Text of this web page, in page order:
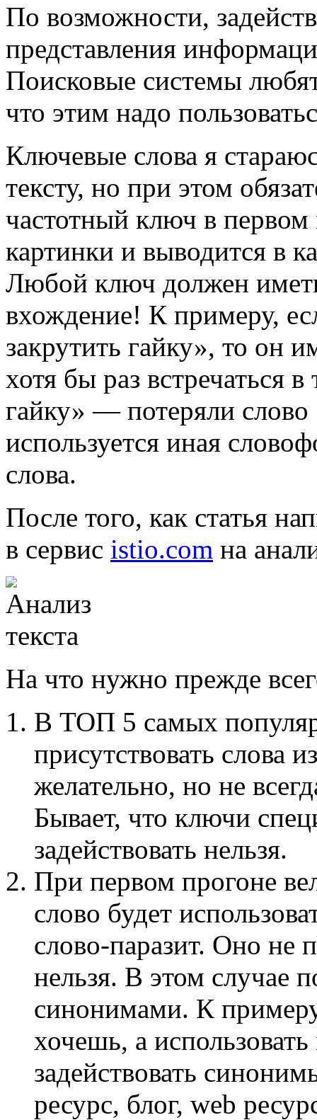
По возможности,
представления
Поисковые системы
что этим надо
Ключевые слова я
тексту, но при этом
частотный ключ в
картинки и выводится в
Любой ключ должен
вхождение! К примеру,
закрутить гайку», то он
хотя бы раз встречаться в
гайку» — потеряли
используется иная
слова.
После того, как статья
в сервис istio.com на
На что нужно прежде
В ТОП 5 самых
присутствовать слова
желательно, но не
Бывает, что ключи
задействовать нельзя.
При первом прогоне
слово будет
слово-паразит. Оно не
нельзя. В этом случае
синонимами. К
хочешь, а
задействовать
ресурс, блог, web